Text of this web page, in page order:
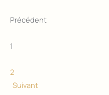
Précédent
1
2
Suivant